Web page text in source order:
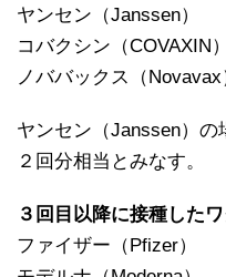
ヤンセン（Janssen）
コバクシン（COVAXIN）
ノババックス（Novavax
ヤンセン（Janssen）
２回分相当とみなす。
３回目以降に接種した
ファイザー（Pfizer）